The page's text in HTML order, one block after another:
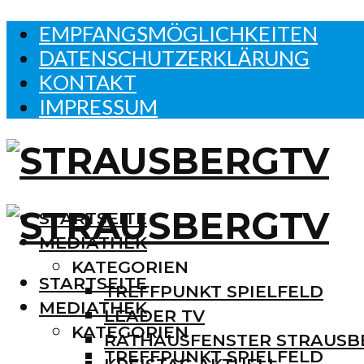
EMPFANGSMÖGLICHKEITEN
DATENSCHUTZERKLÄRUNG
KONTAKT
IMPRESSUM
STARTSEITE
MEDIATHEK
KATEGORIEN
TREFFPUNKT SPIELFELD
LEADER TV
RATHAUSFENSTER
STARTSEITE
MEDIATHEK
KATEGORIEN
TREFFPUNKT SPIELFELD